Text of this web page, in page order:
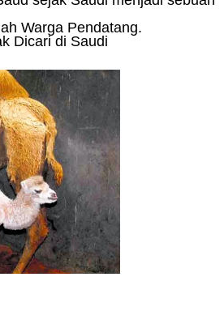
Warga Pendatang.
Dicari di Saudi